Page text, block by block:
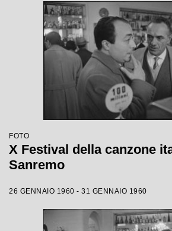
FOTO
X Festival della canzone
Sanremo
26 GENNAIO 1960 - 31 GENNAIO 1960